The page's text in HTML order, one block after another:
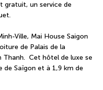
gratuit, un service de
Ville, Mai House Saigon
de Palais de la
Cet hôtel de luxe se
de Saïgon et à 1,9 km de